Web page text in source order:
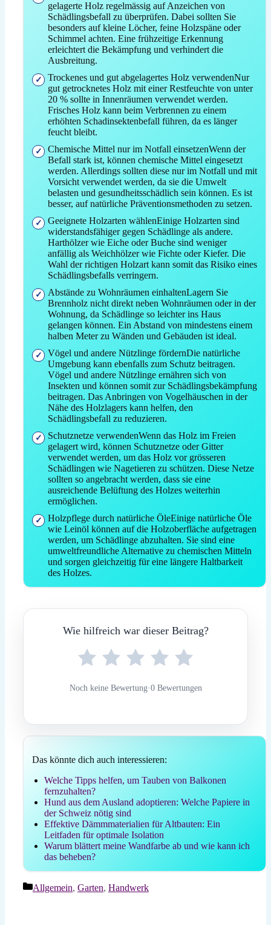
gelagerte Holz regelmässig auf Anzeichen von
Schädlingsbefall zu überprüfen. Dabei sollten Sie
besonders auf kleine Löcher, feine Holzspäne oder
Schimmel achten. Eine frühzeitige Erkennung
erleichtert die Bekämpfung und verhindert die
Ausbreitung.
Trockenes und gut abgelagertes Holz verwendenNur
gut getrocknetes Holz mit einer Restfeuchte von unter
20 % sollte in Innenräumen verwendet werden.
Frisches Holz kann beim Verbrennen zu einem
erhöhten Schadinsektenbefall führen, da es länger
feucht bleibt.
Chemische Mittel nur im Notfall einsetzenWenn der
Befall stark ist, können chemische Mittel eingesetzt
werden. Allerdings sollten diese nur im Notfall und mit
Vorsicht verwendet werden, da sie die Umwelt
belasten und gesundheitsschädlich sein können. Es ist
besser, auf natürliche Präventionsmethoden zu setzen.
Geeignete Holzarten wählenEinige Holzarten sind
widerstandsfähiger gegen Schädlinge als andere.
Harthölzer wie Eiche oder Buche sind weniger
anfällig als Weichhölzer wie Fichte oder Kiefer. Die
Wahl der richtigen Holzart kann somit das Risiko eines
Schädlingsbefalls verringern.
Abstände zu Wohnräumen einhaltenLagern Sie
Brennholz nicht direkt neben Wohnräumen oder in der
Wohnung, da Schädlinge so leichter ins Haus
gelangen können. Ein Abstand von mindestens einem
halben Meter zu Wänden und Gebäuden ist ideal.
Vögel und andere Nützlinge fördernDie natürliche
Umgebung kann ebenfalls zum Schutz beitragen.
Vögel und andere Nützlinge ernähren sich von
Insekten und können somit zur Schädlingsbekämpfung
beitragen. Das Anbringen von Vogelhäuschen in der
Nähe des Holzlagers kann helfen, den
Schädlingsbefall zu reduzieren.
Schutznetze verwendenWenn das Holz im Freien
gelagert wird, können Schutznetze oder Gitter
verwendet werden, um das Holz vor grösseren
Schädlingen wie Nagetieren zu schützen. Diese Netze
sollten so angebracht werden, dass sie eine
ausreichende Belüftung des Holzes weiterhin
ermöglichen.
Holzpflege durch natürliche ÖleEinige natürliche Öle
wie Leinöl können auf die Holzoberfläche aufgetragen
werden, um Schädlinge abzuhalten. Sie sind eine
umweltfreundliche Alternative zu chemischen Mitteln
und sorgen gleichzeitig für eine längere Haltbarkeit
des Holzes.
Wie hilfreich war dieser Beitrag?
Noch keine Bewertung·0 Bewertungen
Das könnte dich auch interessieren:
Welche Tipps helfen, um Tauben von Balkonen
fernzuhalten?
Hund aus dem Ausland adoptieren: Welche Papiere in
der Schweiz nötig sind
Effektive Dämmmaterialien für Altbauten: Ein
Leitfaden für optimale Isolation
Warum blättert meine Wandfarbe ab und wie kann ich
das beheben?
Kategorien
Allgemein, Garten, Handwerk